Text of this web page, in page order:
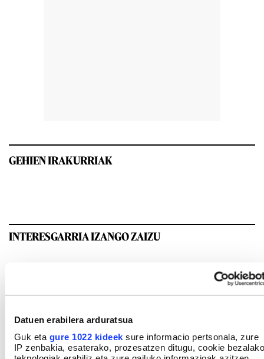
Datuen erabilera arduratsua
Guk eta gure 1022 kideek sure informacio pertsonala, zure
IP zenbakia, esaterako, prozesatzen ditugu, cookie bezalako
GEHIEN IRAKURRIAK
INTERESGARRIA IZANGO ZAIZU